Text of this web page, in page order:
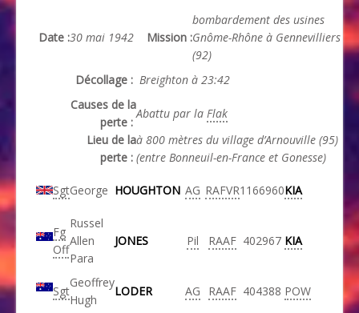
Date :30 mai 1942 Mission :
bombardement des usines
Gnôme-Rhône à Gennevilliers
(92)
Décollage : Breighton à 23:42
Causes de la
perte :
Abattu par la Flak
Lieu de la
perte :
à 800 mètres du village d’Arnouville (95)
(entre Bonneuil-en-France et Gonesse)
SgtGeorge HOUGHTON AG RAFVR1166960KIA
Fg
Off
Russel
Allen
Para
JONES Pil RAAF 402967 KIA
Sgt
Geoffrey
Hugh
LODER AG RAAF 404388 POW